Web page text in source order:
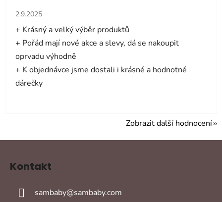
Hodnocení obchodu je 5 z 5 hvězdiček.
2.9.2025
+ Krásný a velký výběr produktů
+ Pořád mají nové akce a slevy, dá se nakoupit
oprvadu výhodně
+ K objednávce jsme dostali i krásné a hodnotné
dárečky
Zobrazit další hodnocení
Z
Kontakt
sambaby@sambaby.com